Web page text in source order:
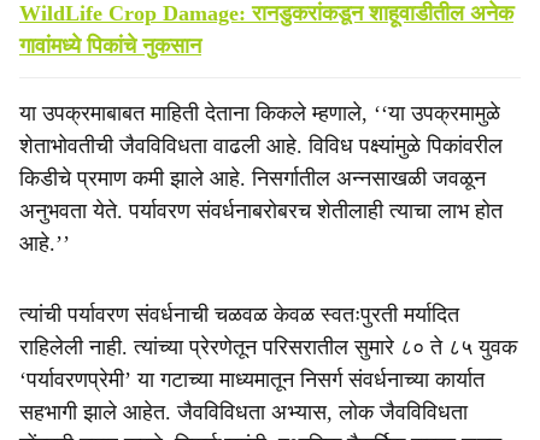
WildLife Crop Damage: रानडुकरांकडून शाहूवाडीतील अनेक
गावांमध्ये पिकांचे नुकसान
या उपक्रमाबाबत माहिती देताना किकले म्हणाले, ‘‘या उपक्रमामुळे
शेताभोवतीची जैवविविधता वाढली आहे. विविध पक्ष्यांमुळे पिकांवरील
किडीचे प्रमाण कमी झाले आहे. निसर्गातील अन्नसाखळी जवळून
अनुभवता येते. पर्यावरण संवर्धनाबरोबरच शेतीलाही त्याचा लाभ होत
आहे.’’
त्यांची पर्यावरण संवर्धनाची चळवळ केवळ स्वतःपुरती मर्यादित
राहिलेली नाही. त्यांच्या प्रेरणेतून परिसरातील सुमारे ८० ते ८५ युवक
‘पर्यावरणप्रेमी’ या गटाच्या माध्यमातून निसर्ग संवर्धनाच्या कार्यात
सहभागी झाले आहेत. जैवविविधता अभ्यास, लोक जैवविविधता